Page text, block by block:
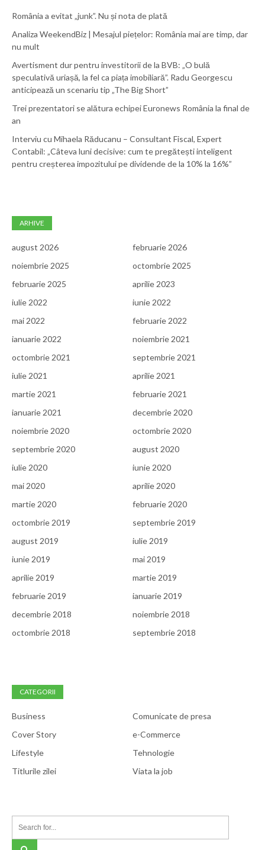
România a evitat „junk”. Nu și nota de plată
Analiza WeekendBiz | Mesajul piețelor: România mai are timp, dar
nu mult
Avertisment dur pentru investitorii de la BVB: „O bulă
speculativă uriașă, la fel ca piața imobiliară”. Radu Georgescu
anticipează un scenariu tip „The Big Short”
Trei prezentatori se alătura echipei Euronews România la final de
an
Interviu cu Mihaela Răducanu – Consultant Fiscal, Expert
Contabil: „Câteva luni decisive: cum te pregătești inteligent
pentru creșterea impozitului pe dividende de la 10% la 16%”
ARHIVE
august 2026
februarie 2026
noiembrie 2025
octombrie 2025
februarie 2025
aprilie 2023
iulie 2022
iunie 2022
mai 2022
februarie 2022
ianuarie 2022
noiembrie 2021
octombrie 2021
septembrie 2021
iulie 2021
aprilie 2021
martie 2021
februarie 2021
ianuarie 2021
decembrie 2020
noiembrie 2020
octombrie 2020
septembrie 2020
august 2020
iulie 2020
iunie 2020
mai 2020
aprilie 2020
martie 2020
februarie 2020
octombrie 2019
septembrie 2019
august 2019
iulie 2019
iunie 2019
mai 2019
aprilie 2019
martie 2019
februarie 2019
ianuarie 2019
decembrie 2018
noiembrie 2018
octombrie 2018
septembrie 2018
CATEGORII
Business
Comunicate de presa
Cover Story
e-Commerce
Lifestyle
Tehnologie
Titlurile zilei
Viata la job